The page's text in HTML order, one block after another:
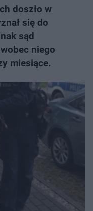
doszło w
się do
sąd
niego
miesiące.